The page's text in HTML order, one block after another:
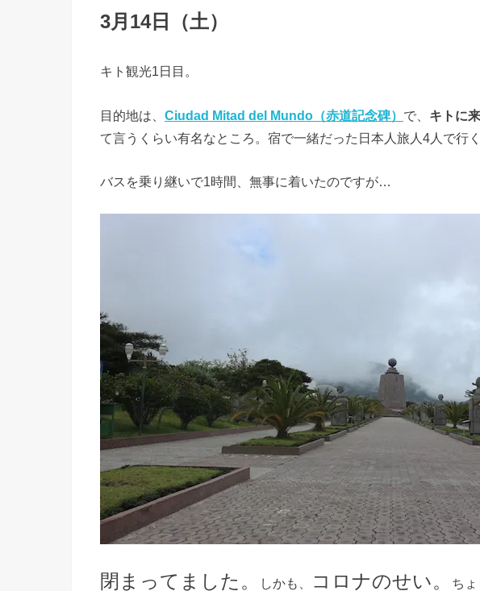
3月14日（土）
キト観光1日目。
目的地は、 Ciudad Mitad del Mundo（赤道記念碑） で、 キトに
て言うくらい有名なところ。宿で一緒だった日本人旅人4人で行く
バスを乗り継いで1時間、無事に着いたのですが…
閉まってました。 しかも、 コロナのせい。 ち